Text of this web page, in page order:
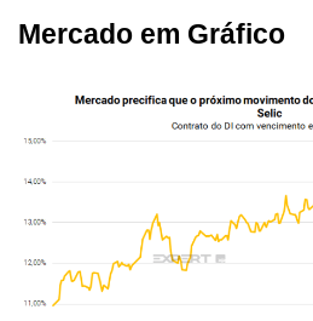
Mercado em Gráfico